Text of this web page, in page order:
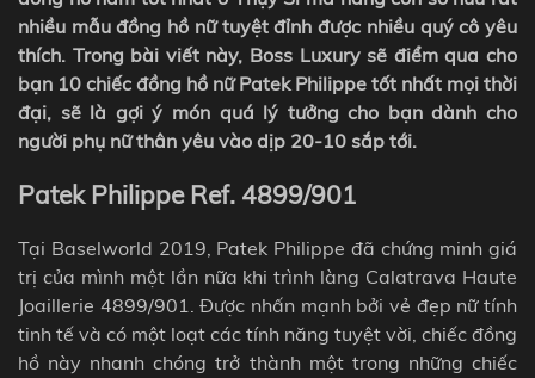
nhiều mẫu đồng hồ nữ tuyệt đỉnh được nhiều quý cô yêu
thích. Trong bài viết này, Boss Luxury sẽ điểm qua cho
bạn 10 chiếc đồng hồ nữ Patek Philippe tốt nhất mọi thời
đại, sẽ là gợi ý món quá lý tưởng cho bạn dành cho
người phụ nữ thân yêu vào dịp 20-10 sắp tới.
Patek Philippe Ref. 4899/901
Tại Baselworld 2019, Patek Philippe đã chứng minh giá
trị của mình một lần nữa khi trình làng Calatrava Haute
Joaillerie 4899/901. Được nhấn mạnh bởi vẻ đẹp nữ tính
tinh tế và có một loạt các tính năng tuyệt vời, chiếc đồng
hồ này nhanh chóng trở thành một trong những chiếc